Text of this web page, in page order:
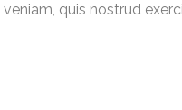
veniam, quis nostrud